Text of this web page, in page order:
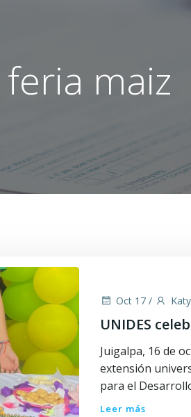
feria maiz
Oct 17 /
UNIDES
Juigalpa, 16 de
extensión
para el
Leer más